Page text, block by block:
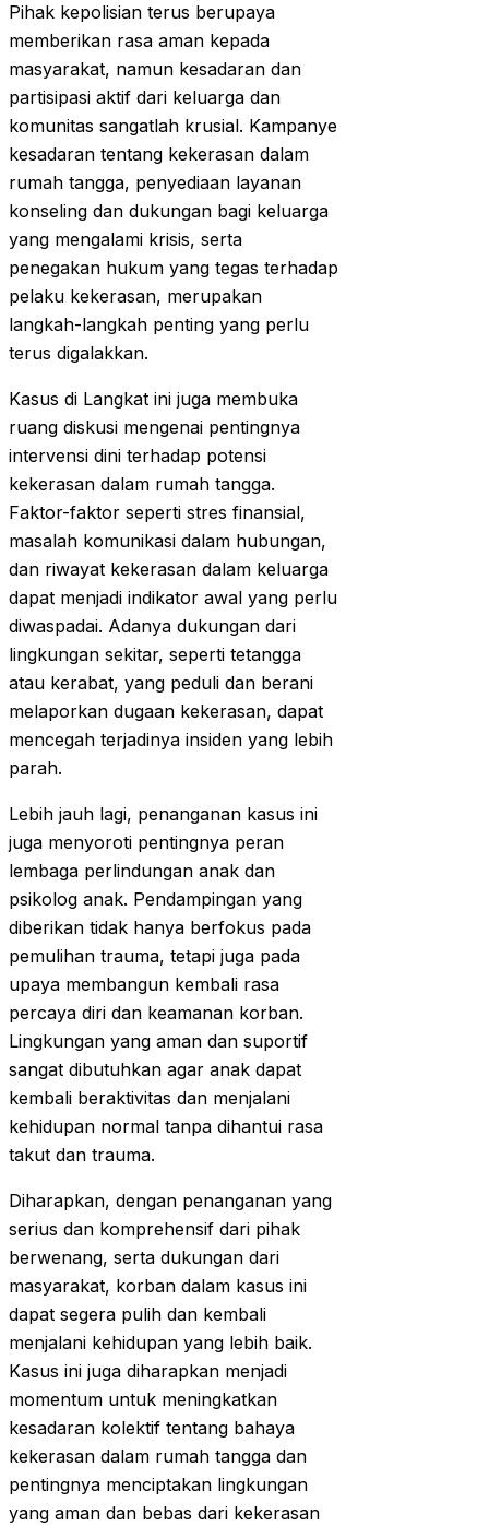
Pihak kepolisian terus berupaya
memberikan rasa aman kepada
masyarakat, namun kesadaran dan
partisipasi aktif dari keluarga dan
komunitas sangatlah krusial. Kampanye
kesadaran tentang kekerasan dalam
rumah tangga, penyediaan layanan
konseling dan dukungan bagi keluarga
yang mengalami krisis, serta
penegakan hukum yang tegas terhadap
pelaku kekerasan, merupakan
langkah-langkah penting yang perlu
terus digalakkan.
Kasus di Langkat ini juga membuka
ruang diskusi mengenai pentingnya
intervensi dini terhadap potensi
kekerasan dalam rumah tangga.
Faktor-faktor seperti stres finansial,
masalah komunikasi dalam hubungan,
dan riwayat kekerasan dalam keluarga
dapat menjadi indikator awal yang perlu
diwaspadai. Adanya dukungan dari
lingkungan sekitar, seperti tetangga
atau kerabat, yang peduli dan berani
melaporkan dugaan kekerasan, dapat
mencegah terjadinya insiden yang lebih
parah.
Lebih jauh lagi, penanganan kasus ini
juga menyoroti pentingnya peran
lembaga perlindungan anak dan
psikolog anak. Pendampingan yang
diberikan tidak hanya berfokus pada
pemulihan trauma, tetapi juga pada
upaya membangun kembali rasa
percaya diri dan keamanan korban.
Lingkungan yang aman dan suportif
sangat dibutuhkan agar anak dapat
kembali beraktivitas dan menjalani
kehidupan normal tanpa dihantui rasa
takut dan trauma.
Diharapkan, dengan penanganan yang
serius dan komprehensif dari pihak
berwenang, serta dukungan dari
masyarakat, korban dalam kasus ini
dapat segera pulih dan kembali
menjalani kehidupan yang lebih baik.
Kasus ini juga diharapkan menjadi
momentum untuk meningkatkan
kesadaran kolektif tentang bahaya
kekerasan dalam rumah tangga dan
pentingnya menciptakan lingkungan
yang aman dan bebas dari kekerasan